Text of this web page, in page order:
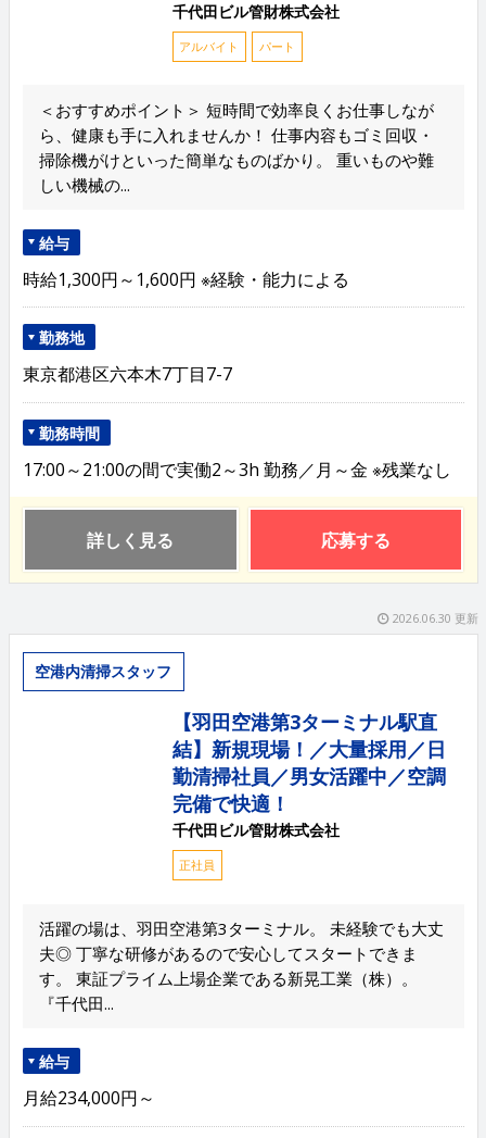
千代田ビル管財株式会社
アルバイト パート
＜おすすめポイント＞ 短時間で効率良くお仕事しなが
ら、健康も手に入れませんか！ 仕事内容もゴミ回収・
掃除機がけといった簡単なものばかり。 重いものや難
しい機械の...
給与
時給1,300円～1,600円 ※経験・能力による
勤務地
東京都港区六本木7丁目7-7
勤務時間
17:00～21:00の間で実働2～3h 勤務／月～金 ※残業なし
詳しく見る 応募する
2026.06.30 更新
空港内清掃スタッフ
【羽田空港第3ターミナル駅直
結】新規現場！／大量採用／日
勤清掃社員／男女活躍中／空調
完備で快適！
千代田ビル管財株式会社
正社員
活躍の場は、羽田空港第3ターミナル。 未経験でも大丈
夫◎ 丁寧な研修があるので安心してスタートできま
す。 東証プライム上場企業である新晃工業（株）。
『千代田...
給与
月給234,000円～